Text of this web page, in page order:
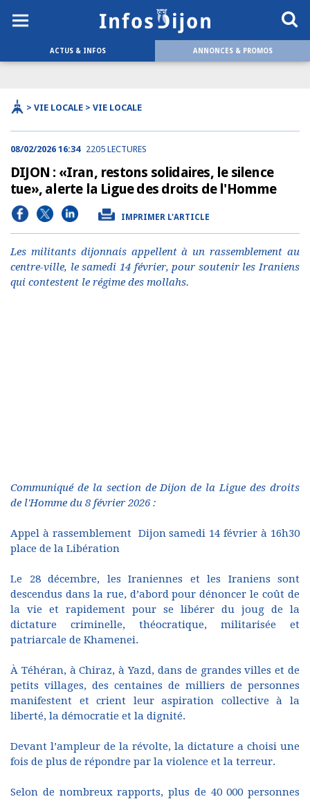
ACTUS & INFOS ANNONCES & PROMOS
> VIE LOCALE > VIE LOCALE
08/02/2026 16:34 2205 LECTURES
DIJON : «Iran, restons solidaires, le silence
tue», alerte la Ligue des droits de l'Homme
IMPRIMER L'ARTICLE
Les militants dijonnais appellent à un rassemblement au
centre-ville, le samedi 14 février, pour soutenir les Iraniens
qui contestent le régime des mollahs.
Communiqué de la section de Dijon de la Ligue des droits
de l'Homme du 8 février 2026 :
Appel à rassemblement Dijon samedi 14 février à 16h30
place de la Libération
Le 28 décembre, les Iraniennes et les Iraniens sont
descendus dans la rue, d’abord pour dénoncer le coût de
la vie et rapidement pour se libérer du joug de la
dictature criminelle, théocratique, militarisée et
patriarcale de Khamenei.
À Téhéran, à Chiraz, à Yazd, dans de grandes villes et de
petits villages, des centaines de milliers de personnes
manifestent et crient leur aspiration collective à la
liberté, la démocratie et la dignité.
Devant l’ampleur de la révolte, la dictature a choisi une
fois de plus de répondre par la violence et la terreur.
Selon de nombreux rapports, plus de 40 000 personnes